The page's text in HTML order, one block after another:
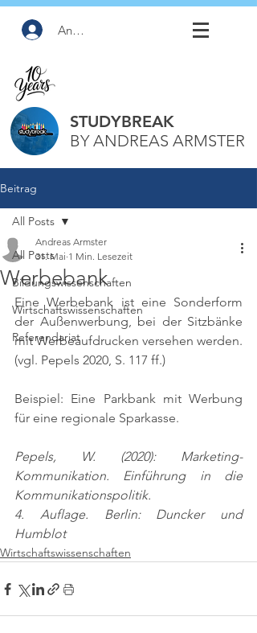
Anmelden
STUDYBREAK
BY ANDREAS ARMSTER
Beitrag
All Posts
Bildungswissenschaften
Wirtschaftswissenschaften
Referendariat
All Posts
Werbebank
Andreas Armster
31. Mai 1 Min. Lesezeit
Eine Werbebank ist eine Sonderform
der Außenwerbung, bei der Sitzbänke
(vgl. Pepels 2020, S. 117 ff.)
Beispiel: Eine Parkbank mit Werbung
für eine regionale Sparkasse.
Pepels, W. (2020): Marketing-
Kommunikation. Einführung in die
Kommunikationspolitik.
4. Auflage. Berlin: Duncker und
Humblot
Wirtschaftswissenschaften